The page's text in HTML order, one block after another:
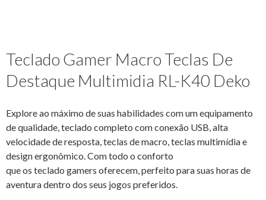
Teclado Gamer Macro Teclas De
Destaque Multimidia RL-K40 Deko
Explore ao máximo de suas habilidades com um equipamento
de qualidade, teclado completo com conexão USB, alta
velocidade de resposta, teclas de macro, teclas multimídia e
design ergonômico. Com todo o conforto
que os teclado gamers oferecem, perfeito para suas horas de
aventura dentro dos seus jogos preferidos.